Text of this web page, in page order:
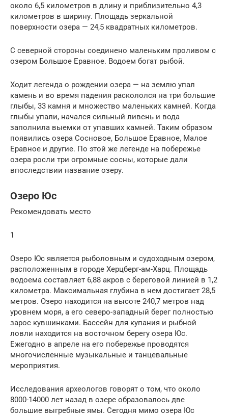
около 6,5 километров в длину и приблизительно 4,3
километров в ширину. Площадь зеркальной
поверхности озера — 24,5 квадратных километров.
С северной стороны соединено маленьким проливом с
озером Большое Еравное. Водоем богат рыбой.
Ходит легенда о рождении озера — на землю упал
камень и во время падения раскололся на три большие
глыбы, 33 камня и множество маленьких камней. Когда
глыбы упали, начался сильный ливень и вода
заполнила выемки от упавших камней. Таким образом
появились озера Сосновое, Большое Еравное, Малое
Еравное и другие. По этой же легенде на побережье
озера росли три огромные сосны, которые дали
впоследствии название озеру.
Озеро Юс
Рекомендовать место
1
Озеро Юс является рыболовным и судоходным озером,
расположенным в городе Херцберг-ам-Харц. Площадь
водоема составляет 6,88 акров с береговой линией в 1,2
километра. Максимальная глубина в нем достигает 28,5
метров. Озеро находится на высоте 240,7 метров над
уровнем моря, а его северо-западный берег полностью
зарос кувшинками. Бассейн для купания и рыбной
ловли находится на восточном берегу озера Юс.
Ежегодно в апреле на его побережье проводятся
многочисленные музыкальные и танцевальные
мероприятия.
Исследования археологов говорят о том, что около
8000-14000 лет назад в озере образовалось две
большие выгребные ямы. Сегодня мимо озера Юс